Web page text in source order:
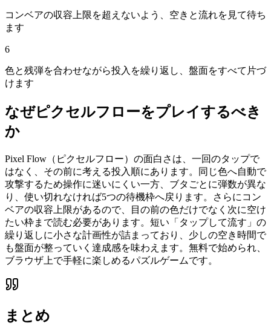
コンベアの収容上限を超えないよう、空きと流れを見て待ち
ます
6
色と残弾を合わせながら投入を繰り返し、盤面をすべて片づ
けます
なぜピクセルフローをプレイするべき
か
Pixel Flow（ピクセルフロー）の面白さは、一回のタップで
はなく、その前に考える投入順にあります。同じ色へ自動で
攻撃するため操作に迷いにくい一方、ブタごとに弾数が異な
り、使い切れなければ5つの待機枠へ戻ります。さらにコン
ベアの収容上限があるので、目の前の色だけでなく次に空け
たい枠まで読む必要があります。短い「タップして流す」の
繰り返しに小さな計画性が詰まっており、少しの空き時間で
も盤面が整っていく達成感を味わえます。無料で始められ、
ブラウザ上で手軽に楽しめるパズルゲームです。
まとめ